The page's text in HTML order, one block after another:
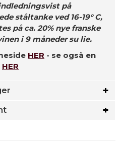
på
ståltanke ved 16-19° C,
på ca. 20% nye franske
i 9 måneder su lie.
HER - se også en
HER